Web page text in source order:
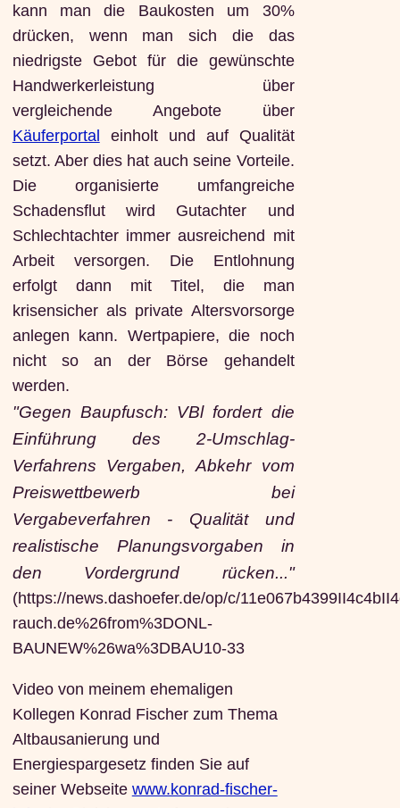
kann man die Baukosten um 30%
drücken, wenn man sich die das
niedrigste Gebot für die gewünschte
Handwerkerleistung über
vergleichende Angebote über
Käuferportal einholt und auf Qualität
setzt. Aber dies hat auch seine Vorteile.
Die organisierte umfangreiche
Schadensflut wird Gutachter und
Schlechtachter immer ausreichend mit
Arbeit versorgen. Die Entlohnung
erfolgt dann mit Titel, die man
krisensicher als private Altersvorsorge
anlegen kann. Wertpapiere, die noch
nicht so an der Börse gehandelt
werden.
"Gegen Baupfusch: VBl fordert die
Einführung des 2-Umschlag-
Verfahrens Vergaben, Abkehr vom
Preiswettbewerb bei
Vergabeverfahren - Qualität und
realistische Planungsvorgaben in
den Vordergrund rücken..."
(https://news.dashoefer.de/op/c/
rauch.de%26from%3DONL-
BAUNEW%26wa%3DBAU10-33
Video von meinem ehemaligen
Kollegen Konrad Fischer zum Thema
Altbausanierung und
Energiespargesetz finden Sie auf
seiner Webseite www.konrad-fischer-